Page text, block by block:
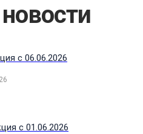
с 06.06.2026
с 01.06.2026